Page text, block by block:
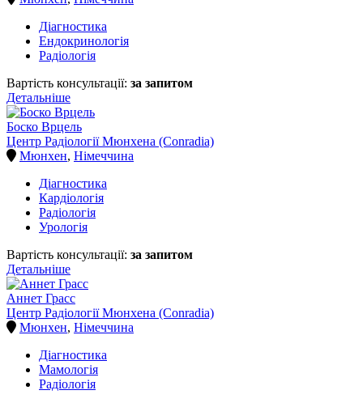
Діагностика
Ендокринологія
Радіологія
Вартість консультації: за запитом
Детальніше
Боско Врцель
Центр Радіології Мюнхена (Conradia)
Мюнхен, Німеччина
Діагностика
Кардіологія
Радіологія
Урологія
Вартість консультації: за запитом
Детальніше
Аннет Грасс
Центр Радіології Мюнхена (Conradia)
Мюнхен, Німеччина
Діагностика
Мамологія
Радіологія